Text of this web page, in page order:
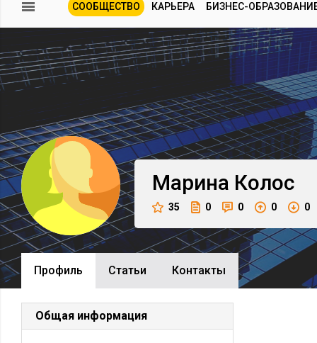
СООБЩЕСТВО КАРЬЕРА БИЗНЕС-
Марина Колос
35 0 0 0 0
Профиль Cтатьи Контакты
Общая информация